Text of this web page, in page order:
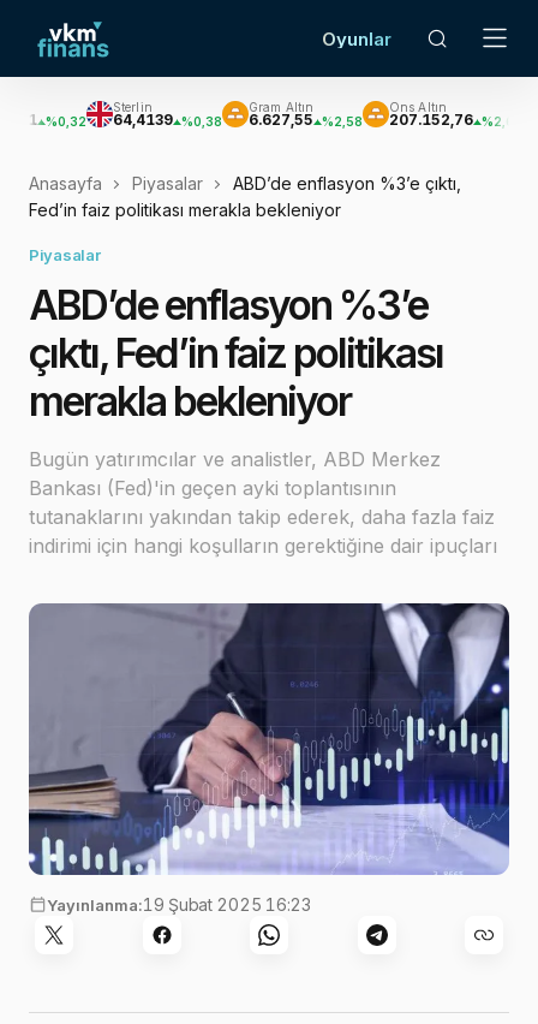
Oyunlar
Sterlin
64,4139 %0,38
Gram Altın
6.627,55 %2,58
Ons Altın
207.152,76 %2,62
Anasayfa Piyasalar
ABD’de enflasyon %3’e çıktı,
Fed’in faiz politikası merakla bekleniyor
Piyasalar
ABD’de enflasyon %3’e
çıktı, Fed’in faiz politikası
merakla bekleniyor
Bugün yatırımcılar ve analistler, ABD Merkez
Bankası (Fed)'in geçen ayki toplantısının
tutanaklarını yakından takip ederek, daha fazla faiz
indirimi için hangi koşulların gerektiğine dair ipuçları
Yayınlanma:19 Şubat 2025 16:23